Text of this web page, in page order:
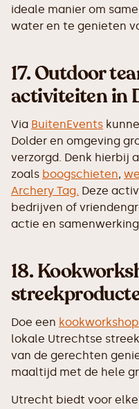
ideale manier om
water en te genieten
17.Outdoor
activiteiten in
Via BuitenEvents
Dolder en omgeving
verzorgd. Denk hierbij
zoals boogschieten,
Archery Tag. Deze
bedrijven of
actie en
18.
Doe een kookworkshop
lokale Utrechtse
van de gerechten
maaltijd met de hele
Utrecht biedt voor